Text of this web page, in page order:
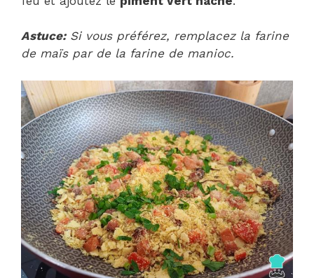
Astuce:Si vous préférez, remplacez la farine
de maïs par de la farine de manioc.